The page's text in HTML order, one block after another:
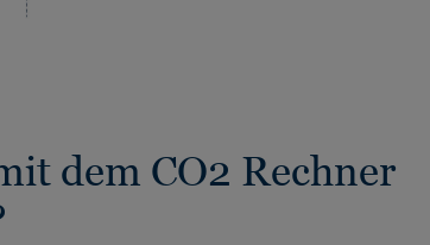
dem CO2 Rechner